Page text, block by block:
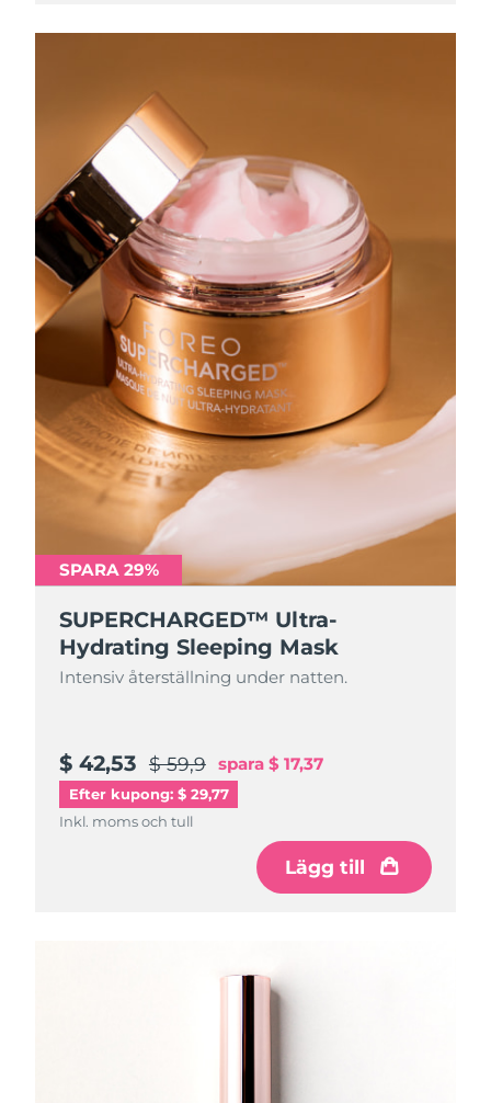
SPARA 29%
SUPERCHARGED™ Ultra-
Hydrating Sleeping Mask
Intensiv återställning under natten.
$ 42,53 $ 59,9 spara $ 17,37
Efter kupong: $ 29,77
Inkl. moms och tull
Lägg till